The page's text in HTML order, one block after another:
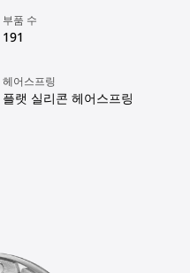
부품 수
191
헤어스프링
플랫 실리콘 헤어스프링